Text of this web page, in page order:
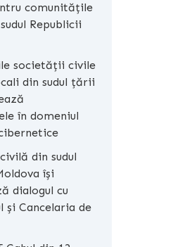
comunitățile
Republicii
societății civile
din sudul țării
în domeniul
din sudul
își
dialogul cu
și Cancelaria de